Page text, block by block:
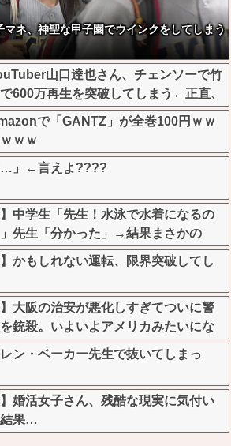
マネ、神聖な甲子園でウインクをしてしまう
山口達也さん、チェンソーで竹
600万再生を突破してしまう←正直、
いいんだよなw w w w w w w w
で「GANTZ」が全巻100円ｗｗ
ｗｗ
…」←言えよ????
】中学生「先生！水泳で水着になるの
先生「分かった」→結果まさかの
てしまうw w w w w w w
】かもしれない運転、限界突破してし
】大阪の治安が悪化しすぎてついに警
銃殺。いよいよアメリカみたいにな
レン・ベーカー先生で抜いてしまっ
】婚活女子さん、残酷な現実に気付い
結果…